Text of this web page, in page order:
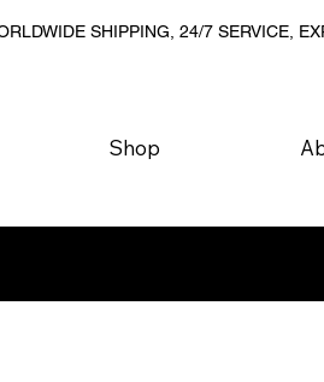
SHIPPING, 24/7 SERVICE,
Shop